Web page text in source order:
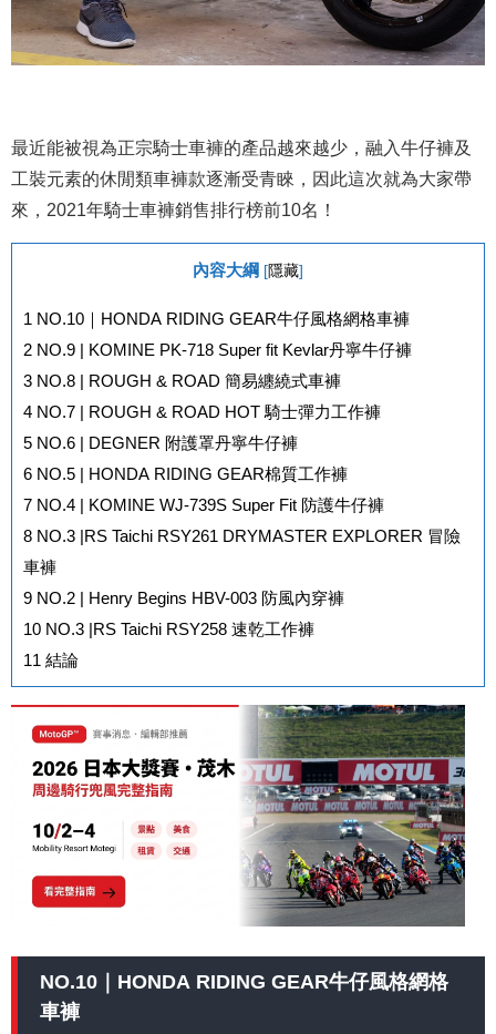
最近能被視為正宗騎士車褲的產品越來越少，融入牛仔褲及
工裝元素的休閒類車褲款逐漸受青睞，因此這次就為大家帶
來，2021年騎士車褲銷售排行榜前10名！
內容大綱 [隱藏]
1 NO.10｜HONDA RIDING GEAR牛仔風格網格車褲
2 NO.9 | KOMINE PK-718 Super fit Kevlar丹寧牛仔褲
3 NO.8 | ROUGH & ROAD 簡易纏繞式車褲
4 NO.7 | ROUGH & ROAD HOT 騎士彈力工作褲
5 NO.6 | DEGNER 附護罩丹寧牛仔褲
6 NO.5 | HONDA RIDING GEAR棉質工作褲
7 NO.4 | KOMINE WJ-739S Super Fit 防護牛仔褲
8 NO.3 |RS Taichi RSY261 DRYMASTER EXPLORER 冒險
車褲
9 NO.2 | Henry Begins HBV-003 防風內穿褲
10 NO.3 |RS Taichi RSY258 速乾工作褲
11 結論
NO.10｜HONDA RIDING GEAR牛仔風格網格
車褲